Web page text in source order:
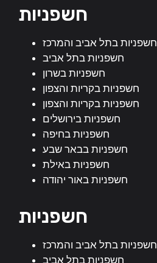
חשפניות
חשפניות בתל אביב והמרכז
חשפניות בתל אביב
חשפניות בשרון
חשפניות בקריות והצפון
חשפניות בקריות והצפון
חשפניות בירושלים
חשפניות בחיפה
חשפניות בבאר שבע
חשפניות באילת
חשפניות באור יהודה
חשפניות
חשפניות בתל אביב והמרכז
חשפניות בתל אביב